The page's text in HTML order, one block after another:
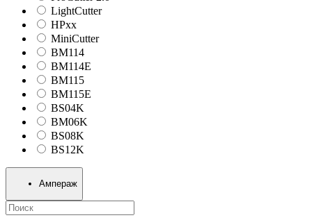
LightCutter
HPxx
MiniCutter
BM114
BM114E
BM115
BM115E
BS04K
BM06K
BS08K
BS12K
Ампераж